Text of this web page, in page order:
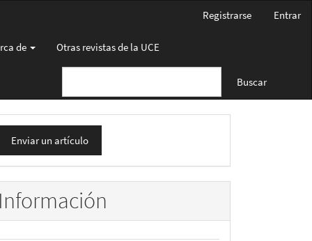
Registrarse Entrar
de Otras revistas de la UCE
Buscar
Enviar un artículo
Información